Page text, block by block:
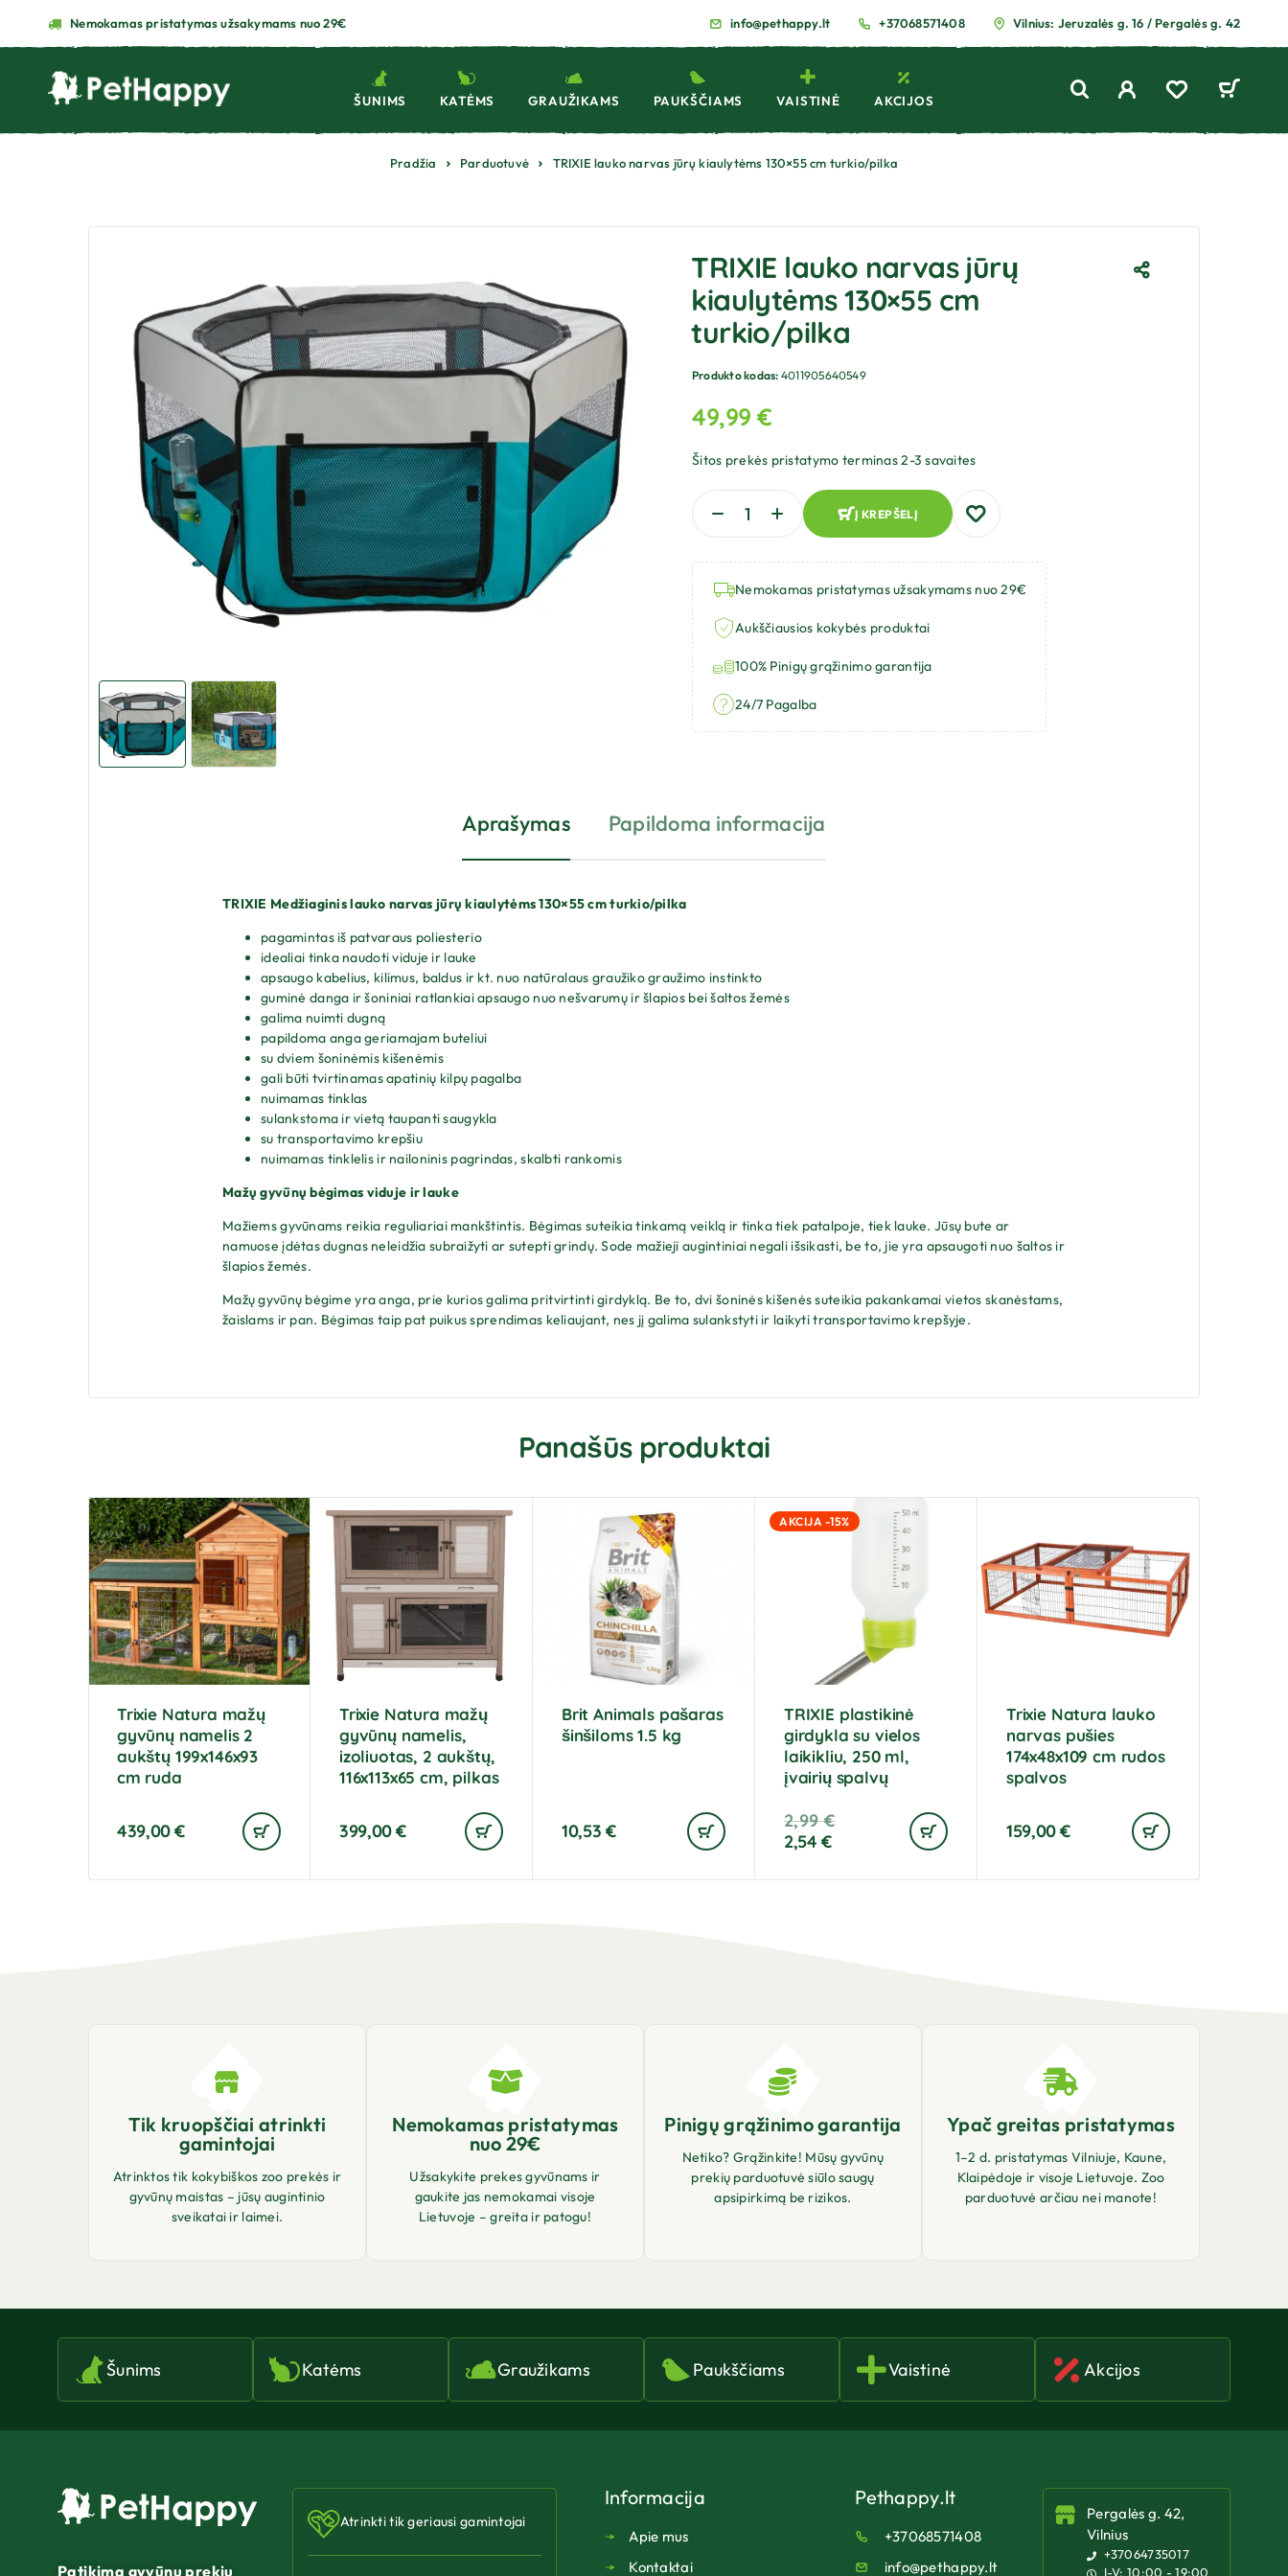
Nemokamas pristatymas užsakymams nuo 29€ info@pethappy.lt +37068571408 Vilnius: Jeruzalės g. 16 / Pergalės g. 42
ŠUNIMS KATĖMS GRAUŽIKAMS PAUKŠČIAMS VAISTINĖ AKCIJOS
Pradžia Parduotuvė TRIXIE lauko narvas jūrų kiaulytėms 130×55 cm turkio/pilka
TRIXIE lauko narvas jūrų
kiaulytėms 130×55 cm
turkio/pilka
Produkto kodas: 4011905640549
49,99€
Šitos prekės pristatymo terminas 2-3 savaites
Į KREPŠELĮ
Nemokamas pristatymas užsakymams nuo 29€
Aukščiausios kokybės produktai
100% Pinigų grąžinimo garantija
24/7 Pagalba
Aprašymas Papildoma informacija
TRIXIE Medžiaginis lauko narvas jūrų kiaulytėms 130×55 cm turkio/pilka
pagamintas iš patvaraus poliesterio
idealiai tinka naudoti viduje ir lauke
apsaugo kabelius, kilimus, baldus ir kt. nuo natūralaus graužiko graužimo instinkto
guminė danga ir šoniniai ratlankiai apsaugo nuo nešvarumų ir šlapios bei šaltos žemės
galima nuimti dugną
papildoma anga geriamajam buteliui
su dviem šoninėmis kišenėmis
gali būti tvirtinamas apatinių kilpų pagalba
nuimamas tinklas
sulankstoma ir vietą taupanti saugykla
su transportavimo krepšiu
nuimamas tinklelis ir nailoninis pagrindas, skalbti rankomis
Mažų gyvūnų bėgimas viduje ir lauke
Mažiems gyvūnams reikia reguliariai mankštintis. Bėgimas suteikia tinkamą veiklą ir tinka tiek patalpoje, tiek lauke. Jūsų bute ar
namuose įdėtas dugnas neleidžia subraižyti ar sutepti grindų. Sode mažieji augintiniai negali išsikasti, be to, jie yra apsaugoti nuo šaltos ir
šlapios žemės.
Mažų gyvūnų bėgime yra anga, prie kurios galima pritvirtinti girdyklą. Be to, dvi šoninės kišenės suteikia pakankamai vietos skanėstams,
žaislams ir pan. Bėgimas taip pat puikus sprendimas keliaujant, nes jį galima sulankstyti ir laikyti transportavimo krepšyje.
Panašūs produktai
Trixie Natura mažų
gyvūnų namelis 2
aukštų 199x146x93
cm ruda
439,00€
Trixie Natura mažų
gyvūnų namelis,
izoliuotas, 2 aukštų,
116x113x65 cm, pilkas
399,00€
Brit Animals pašaras
šinšiloms 1.5 kg
10,53 €
AKCIJA -15%
TRIXIE plastikinė
girdykla su vielos
laikikliu, 250 ml,
įvairių spalvų
2,99€
2,54€
Trixie Natura lauko
narvas pušies
174x48x109 cm rudos
spalvos
159,00€
Tik kruopščiai atrinkti
gamintojai
Atrinktos tik kokybiškos zoo prekės ir
gyvūnų maistas – jūsų augintinio
sveikatai ir laimei.
Nemokamas pristatymas
nuo 29€
Užsakykite prekes gyvūnams ir
gaukite jas nemokamai visoje
Lietuvoje – greita ir patogu!
Pinigų grąžinimo garantija
Netiko? Grąžinkite! Mūsų gyvūnų
prekių parduotuvė siūlo saugų
apsipirkimą be rizikos.
Ypač greitas pristatymas
1–2 d. pristatymas Vilniuje, Kaune,
Klaipėdoje ir visoje Lietuvoje. Zoo
parduotuvė arčiau nei manote!
Šunims Katėms Graužikams Paukščiams Vaistinė Akcijos
Patikima gyvūnų prekių
Atrinkti tik geriausi gamintojai
Informacija
Apie mus
Kontaktai
Pethappy.lt
+37068571408
info@pethappy.lt
Pergalės g. 42,
Vilnius
+37064735017
I-V: 10:00 - 19:00